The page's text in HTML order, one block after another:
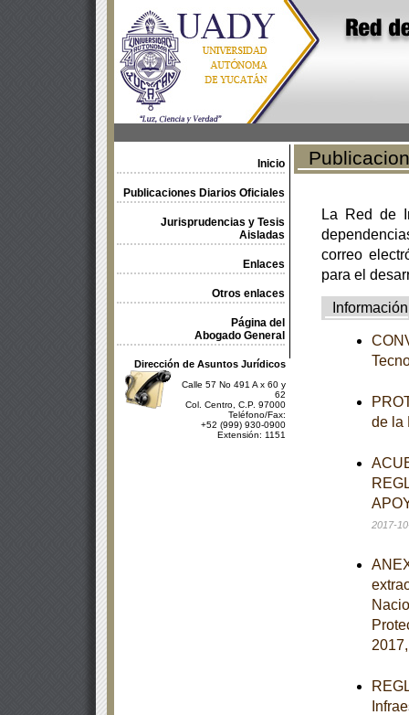
Inicio
Publicaciones Diarios Oficiales
Jurisprudencias y Tesis
Aisladas
Enlaces
Otros enlaces
Página del
Abogado General
Dirección de Asuntos Jurídicos
Calle 57 No 491 A x 60 y
62
Col. Centro, C.P. 97000
Teléfono/Fax:
+52 (999) 930-0900
Extensión: 1151
La Red de
correo
para el
Información
de la
2017-